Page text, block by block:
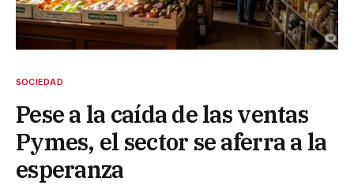
SOCIEDAD
Pese a la caída de las ventas
Pymes, el sector se aferra a la
esperanza